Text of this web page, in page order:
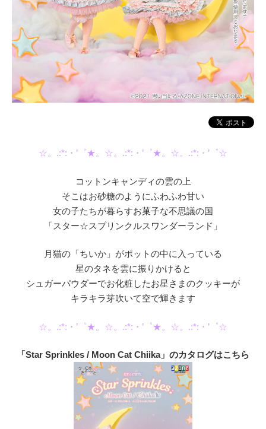
☆。.:*:・’゜★。☆。.:*:・’゜★。☆。.:*:・’゜☆
コットンキャンディの雲の上
そこはお砂糖のようにふわふわ甘い
女の子たちが暮らすお菓子な不思議の国
「スター☆スプリンクルスワンダーランド」
月猫の「ちいか」がポットの中に入っている
星のタネを雲に振りかけると
シュガーパウダーでお化粧したお星さまのクッキーが
キラキラ芽吹いて空で輝きます
☆。.:*:・’゜★。☆。.:*:・’゜★。☆。.:*:・’゜☆
「Star Sprinkles / Moon Cat Chiika」のカタログはこちら